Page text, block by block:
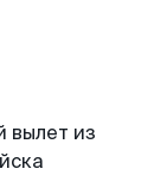
вылет из